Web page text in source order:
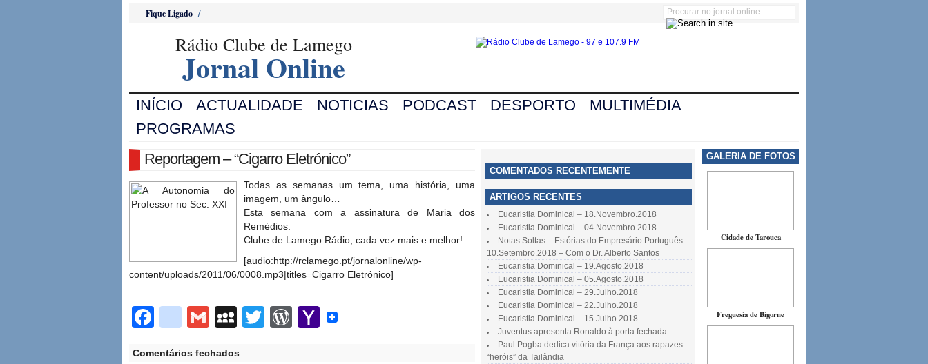
Fique Ligado /
Rádio Clube de Lamego
Jornal Online
INÍCIO ACTUALIDADE NOTICIAS PODCAST DESPORTO
MULTIMÉDIA
PROGRAMAS
Reportagem – “Cigarro Eletrónico”
Todas as semanas um tema, uma história, uma
imagem, um ângulo…
Esta semana com a assinatura de Maria dos
Remédios.
Clube de Lamego Rádio, cada vez mais e melhor!
[audio:http://rclamego.pt/jornalonline/wp-
content/uploads/2011/06/0008.mp3|titles=Cigarro Eletrónico]
Facebook
google_bookmarks
GmailMySpace
TwitterWordPress
Yahoo
Comentários fechados
COMENTADOS RECENTEMENTE
ARTIGOS RECENTES
Eucaristia Dominical – 18.Novembro.2018
Eucaristia Dominical – 04.Novembro.2018
Notas Soltas – Estórias do Empresário Português –
10.Setembro.2018 – Com o Dr. Alberto Santos
Eucaristia Dominical – 19.Agosto.2018
Eucaristia Dominical – 05.Agosto.2018
Eucaristia Dominical – 29.Julho.2018
Eucaristia Dominical – 22.Julho.2018
Eucaristia Dominical – 15.Julho.2018
Juventus apresenta Ronaldo à porta fechada
Paul Pogba dedica vitória da França aos rapazes
“heróis” da Tailândia
GALERIA DE FOTOS
Cidade de Tarouca
Freguesia de Bigorne